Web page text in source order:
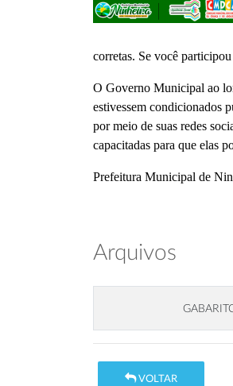
corretas. Se você
O Governo Municipal ao
estivessem condicionados
por meio de suas redes
capacitadas para que elas
Prefeitura Municipal de
Arquivos
VOLTAR